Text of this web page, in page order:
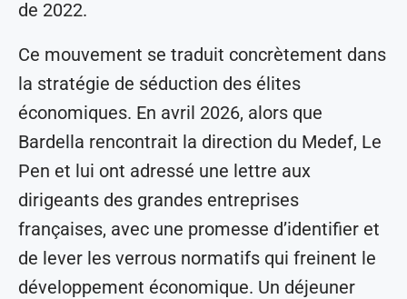
de 2022.
Ce mouvement se traduit concrètement dans
la stratégie de séduction des élites
économiques. En avril 2026, alors que
Bardella rencontrait la direction du Medef, Le
Pen et lui ont adressé une lettre aux
dirigeants des grandes entreprises
françaises, avec une promesse d’identifier et
de lever les verrous normatifs qui freinent le
développement économique. Un déjeuner